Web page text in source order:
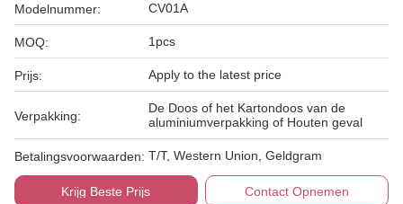
Modelnummer: CV01A
MOQ: 1pcs
Prijs: Apply to the latest price
Verpakking:
De Doos of het Kartondoos van de
aluminiumverpakking of Houten geval
Betalingsvoorwaarden: T/T, Western Union, Geldgram
Krijg Beste Prijs Contact Opnemen